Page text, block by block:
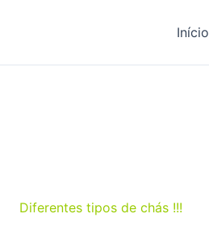
Início
Diferentes tipos de chás !!!